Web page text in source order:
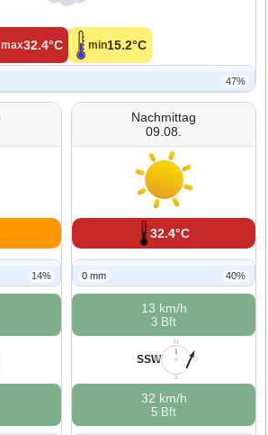
max32.4°C min15.2°C
47%
14%
Nachmittag
09.08.
32.4°C
0 mm 40%
13 km/h
3 Bft
N
O
S
W
SSW
32 km/h
5 Bft